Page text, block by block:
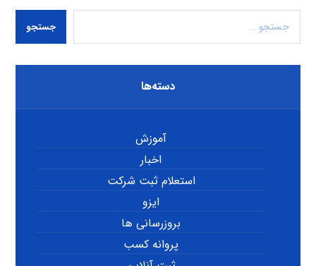
جستجو
دسته‌ها
آموزش
اخبار
استعلام ثبت شرکت
ایزو
بروزرسانی ها
پروانه کسب